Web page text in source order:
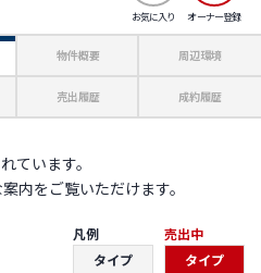
お気に入り オーナー登録
物件概要 周辺環境
売出履歴 成約履歴
ています。
内をご覧いただけます。
凡例
タイプ
売出中
タイプ
60.05m²
2LDK